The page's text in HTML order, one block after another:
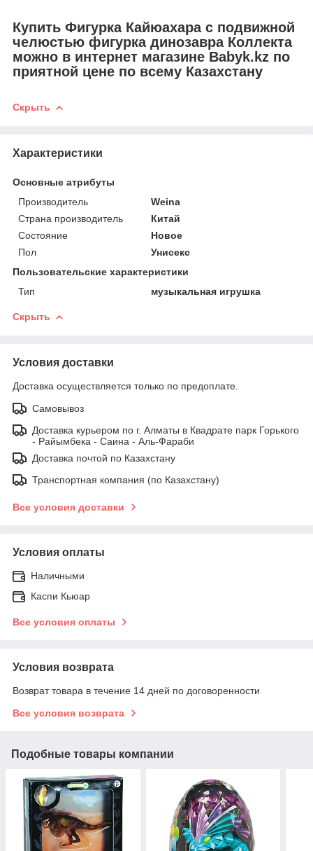
Купить Фигурка Кайюахара с подвижной
челюстью фигурка динозавра Коллекта
можно в интернет магазине Babyk.kz по
приятной цене по всему Казахстану
Скрыть
Характеристики
Основные атрибуты
Производитель
Weina
Страна производитель
Китай
Состояние
Новое
Пол
Унисекс
Пользовательские характеристики
Тип
музыкальная игрушка
Скрыть
Условия доставки
Доставка осуществляется только по предоплате.
Самовывоз
Доставка курьером по г. Алматы в Квадрате парк Горького
- Райымбека - Саина - Аль-Фараби
Доставка почтой по Казахстану
Транспортная компания (по Казахстану)
Все условия доставки
Условия оплаты
Наличными
Каспи Кьюар
Все условия оплаты
Условия возврата
Возврат товара в течение 14 дней по договоренности
Все условия возврата
Подобные товары компании